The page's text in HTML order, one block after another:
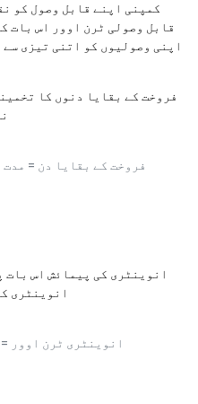
کمپنی اپنے قابل وصول کو
قابل وصولی ٹرن اوور اس بات
اپنی وصولیوں کو اتنی تیزی
فروخت کے بقایا دنوں کا
فروخت کے بقایا دن =
انوینٹری کی پیمائش اس بات
انوینٹری
انوینٹری ٹرن اوور